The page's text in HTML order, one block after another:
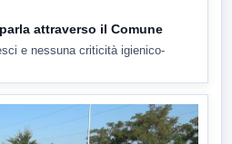
attraverso il Comune
e nessuna criticità igienico-